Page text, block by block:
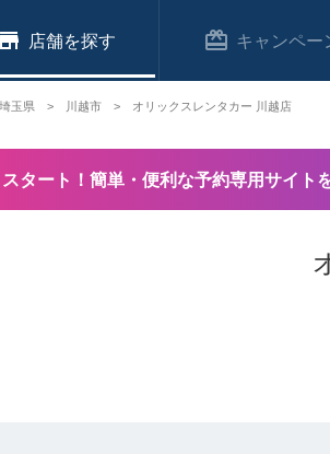
店舗 キャンペー
タート！簡単・便利な予約専用サイト
埼玉県 川越市 オリックスレンタカー 川越店